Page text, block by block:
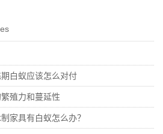
白蚁应该怎么对付
殖力和蔓延性
家具有白蚁怎么办？